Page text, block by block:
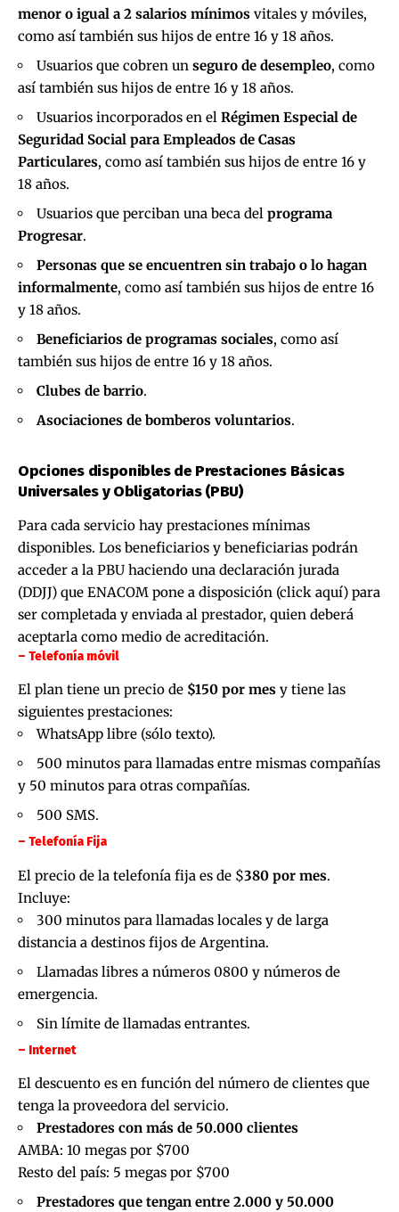
menor o igual a 2 salarios mínimos vitales y móviles,
como así también sus hijos de entre 16 y 18 años.
Usuarios que cobren un seguro de desempleo, como
así también sus hijos de entre 16 y 18 años.
Usuarios incorporados en el Régimen Especial de
Seguridad Social para Empleados de Casas
Particulares, como así también sus hijos de entre 16 y
18 años.
Usuarios que perciban una beca del programa
Progresar.
Personas que se encuentren sin trabajo o lo hagan
informalmente, como así también sus hijos de entre 16
y 18 años.
Beneficiarios de programas sociales, como así
también sus hijos de entre 16 y 18 años.
Clubes de barrio.
Asociaciones de bomberos voluntarios.
Opciones disponibles de Prestaciones Básicas
Universales y Obligatorias (PBU)
Para cada servicio hay prestaciones mínimas
disponibles. Los beneficiarios y beneficiarias podrán
acceder a la PBU haciendo una declaración jurada
(DDJJ) que ENACOM pone a disposición (click aquí) para
ser completada y enviada al prestador, quien deberá
aceptarla como medio de acreditación.
– Telefonía móvil
El plan tiene un precio de $150 por mes y tiene las
siguientes prestaciones:
WhatsApp libre (sólo texto).
500 minutos para llamadas entre mismas compañías
y 50 minutos para otras compañías.
500 SMS.
– Telefonía Fija
El precio de la telefonía fija es de $380 por mes.
Incluye:
300 minutos para llamadas locales y de larga
distancia a destinos fijos de Argentina.
Llamadas libres a números 0800 y números de
emergencia.
Sin límite de llamadas entrantes.
– Internet
El descuento es en función del número de clientes que
tenga la proveedora del servicio.
Prestadores con más de 50.000 clientes
AMBA: 10 megas por $700
Resto del país: 5 megas por $700
Prestadores que tengan entre 2.000 y 50.000